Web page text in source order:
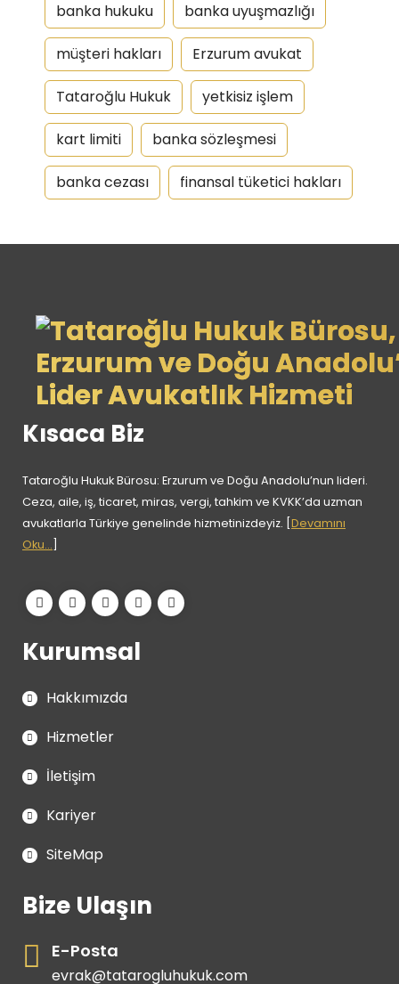
banka hukuku banka uyuşmazlığı
müşteri hakları Erzurum avukat
Tataroğlu Hukuk yetkisiz işlem
kart limiti banka sözleşmesi
banka cezası finansal tüketici hakları
Kısaca Biz
Tataroğlu Hukuk Bürosu: Erzurum ve Doğu Anadolu’nun lideri.
Ceza, aile, iş, ticaret, miras, vergi, tahkim ve KVKK’da uzman
avukatlarla Türkiye genelinde hizmetinizdeyiz. [ Devamını
Oku...
Kurumsal
Hakkımızda
Hizmetler
İletişim
Kariyer
SiteMap
Bize Ulaşın
E-Posta
evrak@tatarogluhukuk.com